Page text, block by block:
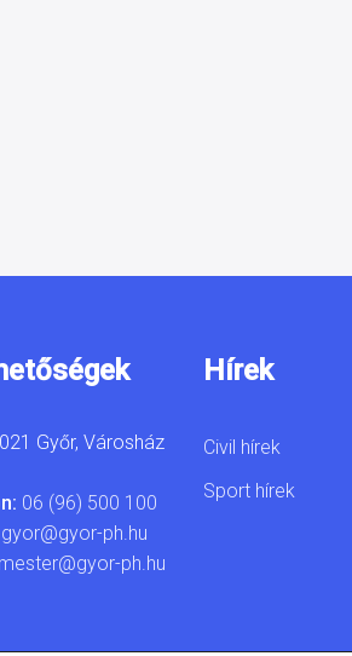
Győr, Városház
06 (96) 500 100
gyor@gyor-ph.hu
ph.hu
Hírek
Civil hírek
Sport hírek